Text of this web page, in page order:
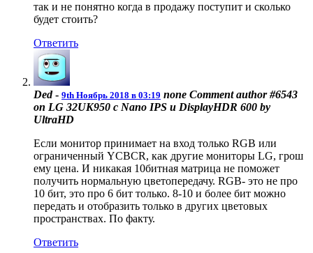
так и не понятно когда в продажу поступит и сколько
будет стоить?
Ответить
Ded - 9th Ноябрь 2018 в 03:19 none Comment author #6543
on LG 32UK950 с Nano IPS и DisplayHDR 600 by
UltraHD
Если монитор принимает на вход только RGB или
ограниченный YCBCR, как другие мониторы LG, грош
ему цена. И никакая 10битная матрица не поможет
получить нормальную цветопередачу. RGB- это не про
10 бит, это про 6 бит только. 8-10 и более бит можно
передать и отобразить только в других цветовых
пространствах. По факту.
Ответить